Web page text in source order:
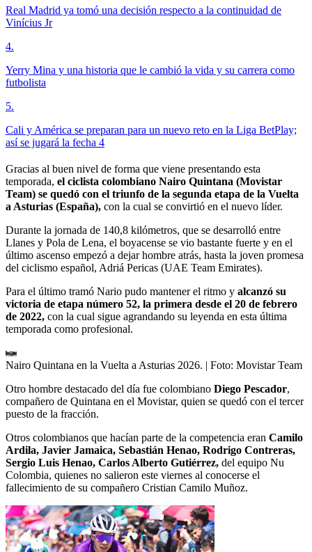
Real Madrid ya tomó una decisión respecto a la continuidad de
Vinícius Jr
4.
Yerry Mina y una historia que le cambió la vida y su carrera como
futbolista
5.
Cali y América se preparan para un nuevo reto en la Liga BetPlay;
así se jugará la fecha 4
Gracias al buen nivel de forma que viene presentando esta
temporada, el ciclista colombiano Nairo Quintana (Movistar
Team) se quedó con el triunfo de la segunda etapa de la Vuelta
a Asturias (España), con la cual se convirtió en el nuevo líder.
Durante la jornada de 140,8 kilómetros, que se desarrolló entre
Llanes y Pola de Lena, el boyacense se vio bastante fuerte y en el
último ascenso empezó a dejar hombre atrás, hasta la joven promesa
del ciclismo español, Adriá Pericas (UAE Team Emirates).
Para el último tramó Nario pudo mantener el ritmo y alcanzó su
victoria de etapa número 52, la primera desde el 20 de febrero
de 2022, con la cual sigue agrandando su leyenda en esta última
temporada como profesional.
Nairo Quintana en la Vuelta a Asturias 2026. | Foto: Movistar Team
Otro hombre destacado del día fue colombiano Diego Pescador,
compañero de Quintana en el Movistar, quien se quedó con el tercer
puesto de la fracción.
Otros colombianos que hacían parte de la competencia eran Camilo
Ardila, Javier Jamaica, Sebastián Henao, Rodrigo Contreras,
Sergio Luis Henao, Carlos Alberto Gutiérrez, del equipo Nu
Colombia, quienes no salieron este viernes al conocerse el
fallecimiento de su compañero Cristian Camilo Muñoz.